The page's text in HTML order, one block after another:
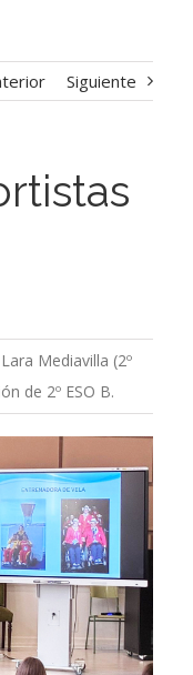
Siguiente
Mediavilla (2º
de 2º ESO B.